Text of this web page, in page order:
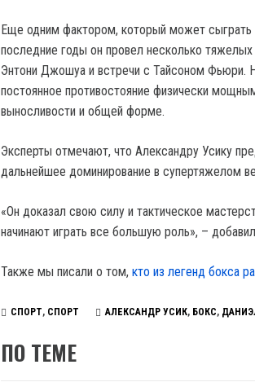
Еще одним фактором, который может сыграть
последние годы он провел несколько
Энтони Джошуа и встречи с Тайсоном Фьюри.
постоянное противостояние физически
выносливости и общей форме.
Эксперты отмечают, что Александру Усику
дальнейшее доминирование в супертяжелом
«Он доказал свою силу и тактическое
начинают играть все большую роль», –
Также мы писали о том, кто из легенд бокса
СПОРТ, СПОРТ АЛЕКСАНДР УСИК, БОКС,
ПО ТЕМЕ